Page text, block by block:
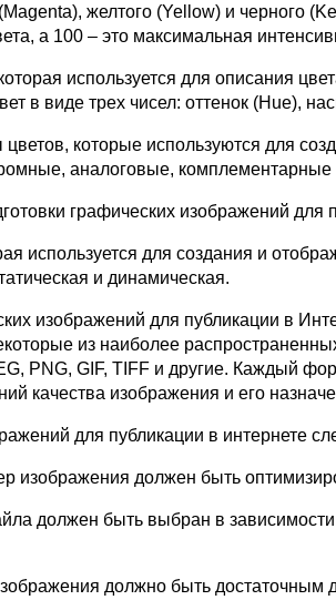
желтого (Yellow) и черного
а 100 – это максимальная
используется для описания
в виде трех чисел: оттенок (Hue),
цветов, которые используются для
аналоговые, комплементарные
графических изображений для
используется для создания и
и динамическая.
изображений для публикации в
из наиболее
PNG, GIF, TIFF и другие. Каждый
качества изображения и его
для публикации в интернете
изображения должен быть
должен быть выбран в зависимости
должно быть достаточным